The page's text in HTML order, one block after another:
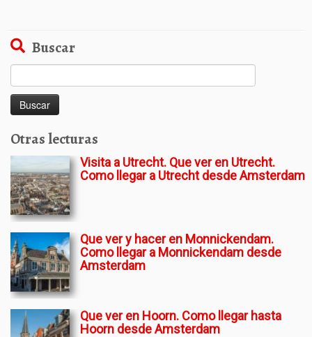
Buscar
Otras lecturas
Visita a Utrecht. Que ver en Utrecht.
Como llegar a Utrecht desde Amsterdam
Que ver y hacer en Monnickendam.
Como llegar a Monnickendam desde
Amsterdam
Que ver en Hoorn. Como llegar hasta
Hoorn desde Amsterdam